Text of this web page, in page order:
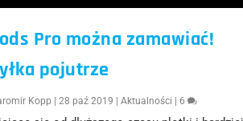
Pro można zamawiać!
pojutrze
Kopp | 28 paź 2019 | Aktualności | 6